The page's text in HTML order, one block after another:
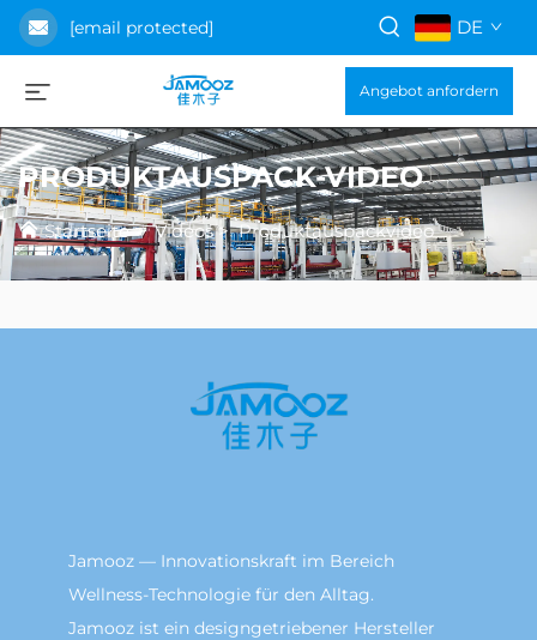
[email protected] DE
Angebot anfordern
PRODUKTAUSPACK-VIDEO
Startseite>Videos>Produktauspackvideo
Jamooz — Innovationskraft im Bereich
Wellness-Technologie für den Alltag.
Jamooz ist ein designgetriebener Hersteller